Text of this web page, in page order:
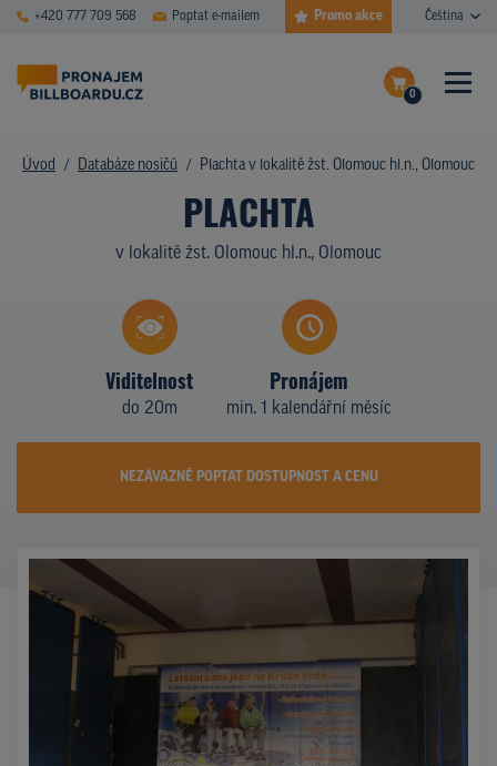
+420 777 709 568 Poptat e-mailem Promo akce Čeština
0
Dokončit poptávku
Zobrazit nosiče na mapě
ČASTÉ DOTAZY
DATABÁZE NOSIČŮ
PLOCHY V AKCI
Z PRAXE
KDO JSME
Úvod Databáze nosičů Plachta v lokalitě žst. Olomouc hl.n., Olomouc
PLACHTA
v lokalitě žst. Olomouc hl.n., Olomouc
Viditelnost
do 20m
Pronájem
min. 1 kalendářní měsíc
NEZÁVAZNĚ POPTAT DOSTUPNOST A CENU